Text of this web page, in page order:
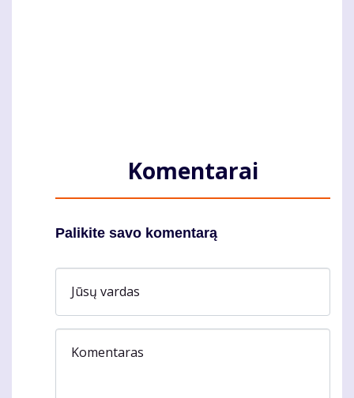
Komentarai
Palikite savo komentarą
Jūsų vardas
Komentaras